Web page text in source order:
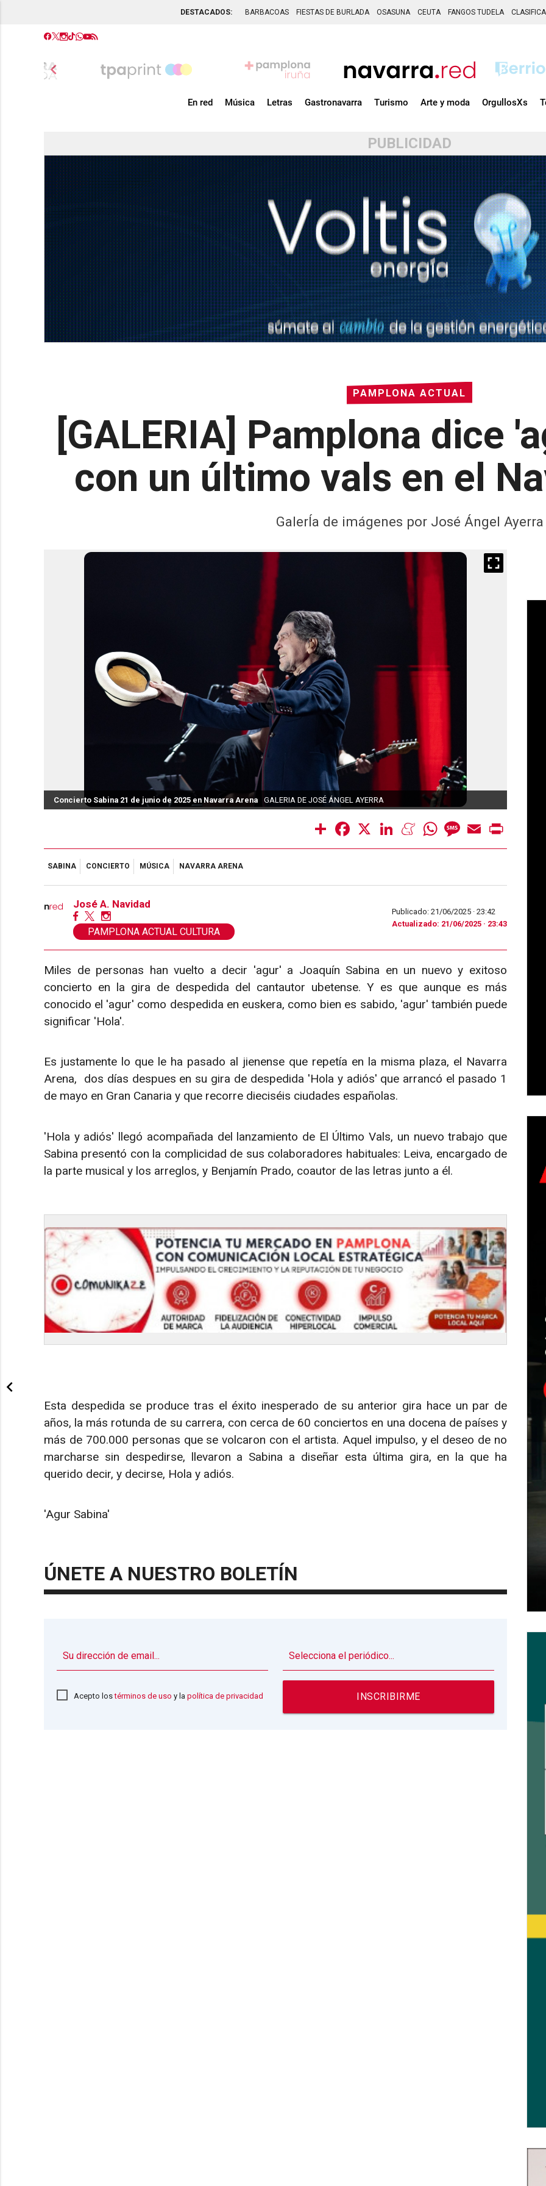
DESTACADOS: BARBACOAS FIESTAS DE BURLADA OSASUNA CEUTA FANGOS TUDELA
chevron_left
En red Música Letras Gastronavarra Turismo Arte y moda OrgullosXs
PUBLICIDAD
PAMPLONA ACTUAL
[GALERIA] Pamplona dice
con un último vals en el
GalerÍa de imágenes por José Ángel Ayerra
Concierto Sabina 21 de junio de 2025 en Navarra Arena GALERIA DE JOSÉ ÁNGEL AYERRA
Share Facebook LinkedInMeneameWhatsAppMessage
Email
SABINA CONCIERTO MÚSICA NAVARRA ARENA
José A. Navidad
PAMPLONA ACTUAL CULTURA
Publicado: 21/06/2025 · 23:42
Actualizado: 21/06/2025 · 23:43
Miles de personas han vuelto a decir 'agur' a Joaquín Sabina en un nuevo y exitoso
concierto en la gira de despedida del cantautor ubetense. Y es que aunque es más
conocido el 'agur' como despedida en euskera, como bien es sabido, 'agur' también puede
significar 'Hola'.
Es justamente lo que le ha pasado al jienense que repetía en la misma plaza, el Navarra
Arena, dos días despues en su gira de despedida 'Hola y adiós' que arrancó el pasado 1
de mayo en Gran Canaria y que recorre dieciséis ciudades españolas.
'Hola y adiós' llegó acompañada del lanzamiento de El Último Vals, un nuevo trabajo que
Sabina presentó con la complicidad de sus colaboradores habituales: Leiva, encargado de
la parte musical y los arreglos, y Benjamín Prado, coautor de las letras junto a él.
Esta despedida se produce tras el éxito inesperado de su anterior gira hace un par de
años, la más rotunda de su carrera, con cerca de 60 conciertos en una docena de países y
más de 700.000 personas que se volcaron con el artista. Aquel impulso, y el deseo de no
marcharse sin despedirse, llevaron a Sabina a diseñar esta última gira, en la que ha
querido decir, y decirse, Hola y adiós.
'Agur Sabina'
ÚNETE A NUESTRO BOLETÍN
Acepto lostérminos de uso y la política de privacidad INSCRIBIRME